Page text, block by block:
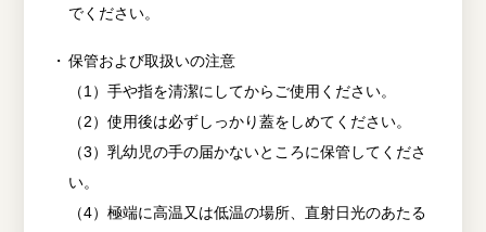
でください。
保管および取扱いの注意
（1）手や指を清潔にしてからご使用ください。
（2）使用後は必ずしっかり蓋をしめてください。
（3）乳幼児の手の届かないところに保管してくださ
い。
（4）極端に高温又は低温の場所、直射日光のあたる